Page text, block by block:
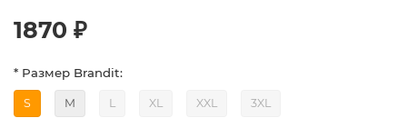
1870 ₽
* Размер Brandit:
S M L XL XXL 3XL